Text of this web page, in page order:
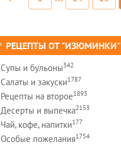
РЕЦЕПТЫ ОТ "ИЗЮМИНКИ"
Супы и бульоны342
Салаты и закуски1787
Рецепты на второе1893
Десерты и выпечка2153
Чай, кофе, напитки177
Особые пожелания1754